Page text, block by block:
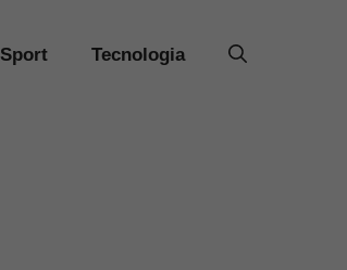
Sport Tecnologia